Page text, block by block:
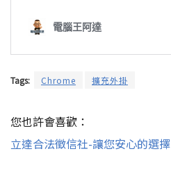
Tags: Chrome 擴充外掛
您也許會喜歡：
立達合法徵信社-讓您安心的選擇